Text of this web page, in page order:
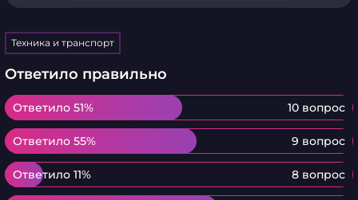
Техника и транспорт
Ответило правильно
Ответило 51% 10 вопрос
Ответило 51%
Ответило 55% 9 вопрос
Ответило 55%
Ответило 11% 8 вопрос
Ответило 11%